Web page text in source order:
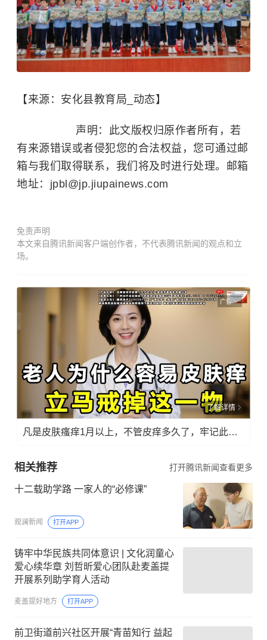
【来源：安化县教育局_动态】
声明：此文版权归原作者所有，若
有来源错误或者侵犯您的合法权益，您可通过邮
箱与我们取得联系，我们将及时进行处理。邮箱
地址：jpbl@jp.jiupainews.com
免责声明
本文来自腾讯新闻客户端创作者，不代表腾讯新闻的观点和立
场。
广告
了解详情
凡是皮肤瘙痒1月以上，不管皮痒多久了，牢记此法，快！准！狠！
相关推荐 打开腾讯新闻查看更多
十二载助学路 一家人的“必修课”
观澜新闻 打开APP
铸牢中华民族共同体意识 | 文化润童心
爱心续华章 刘哲昕爱心团队赴麦盖提
开展系列助学育人活动
麦盖提好地方 打开APP
前卫街道前兴社区开展“青苗知行 益起